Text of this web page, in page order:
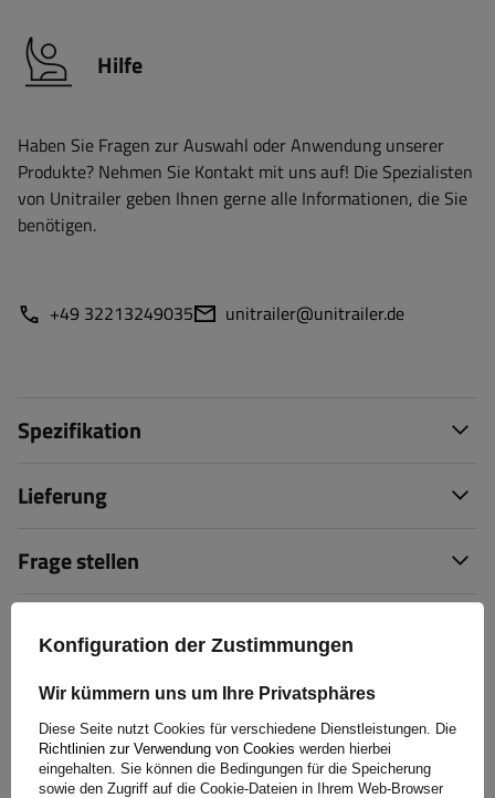
Hilfe
Haben Sie Fragen zur Auswahl oder Anwendung unserer
Produkte? Nehmen Sie Kontakt mit uns auf! Die Spezialisten
von Unitrailer geben Ihnen gerne alle Informationen, die Sie
benötigen.
+49 32213249035 unitrailer@unitrailer.de
Spezifikation
Lieferung
Frage stellen
Herunterladen
(1)
Bewertungen (2)
Konfiguration der Zustimmungen
Wir kümmern uns um Ihre Privatsphäres
Diese Seite nutzt Cookies für verschiedene Dienstleistungen. Die
Richtlinien zur Verwendung von Cookies werden hierbei
eingehalten. Sie können die Bedingungen für die Speicherung
sowie den Zugriff auf die Cookie-Dateien in Ihrem Web-Browser